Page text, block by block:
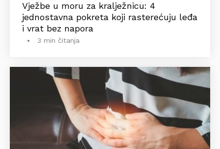
Vježbe u moru za kralježnicu: 4
jednostavna pokreta koji rasterećuju leđa
i vrat bez napora
3 min čitanja